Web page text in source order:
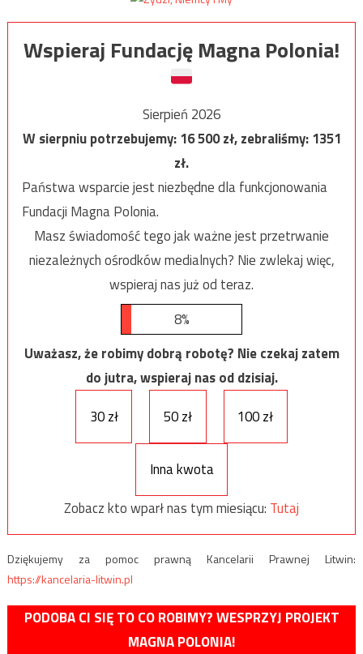
Wspieraj Fundację Magna Polonia!
Sierpień 2026
W sierpniu potrzebujemy:16 500zł, zebraliśmy:1351
zł.
Państwa wsparcie jest niezbędne dla funkcjonowania
Fundacji Magna Polonia.
Masz świadomość tego jak ważne jest przetrwanie
niezależnych ośrodków medialnych? Nie zwlekaj więc,
wspieraj nas już od teraz.
8%
Uważasz, że robimy dobrą robotę? Nie czekaj zatem
do jutra, wspieraj nas od dzisiaj.
30 zł
50 zł 100 zł
Inna kwota
Zobacz kto wparł nas tym miesiącu: Tutaj
Dziękujemy za pomoc prawną Kancelarii Prawnej Litwin:
https://kancelaria-litwin.pl
PODOBA CI SIĘ TO CO ROBIMY? WESPRZYJ PROJEKT
MAGNA POLONIA!